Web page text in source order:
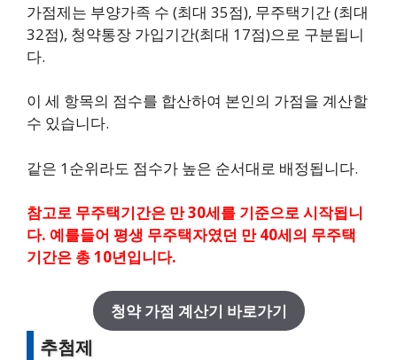
가점제는 부양가족 수 (최대 35점), 무주택기간 (최대
32점), 청약통장 가입기간(최대 17점)으로 구분됩니
다.
이 세 항목의 점수를 합산하여 본인의 가점을 계산할
수 있습니다.
같은 1순위라도 점수가 높은 순서대로 배정됩니다.
참고로 무주택기간은 만 30세를 기준으로 시작됩니
다. 예를들어 평생 무주택자였던 만 40세의 무주택
기간은 총 10년입니다.
청약 가점 계산기 바로가기
추첨제